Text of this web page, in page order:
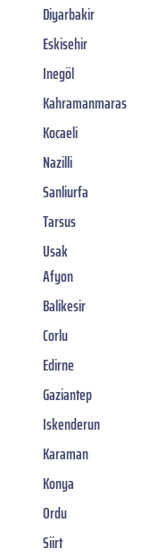
Diyarbakir
Eskisehir
Inegöl
Kahramanmaras
Kocaeli
Nazilli
Sanliurfa
Tarsus
Usak
Afyon
Balikesir
Corlu
Edirne
Gaziantep
Iskenderun
Karaman
Konya
Ordu
Siirt